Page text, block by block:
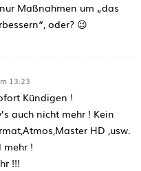
Maßnahmen um „das
oder? 😉
13:23
Kündigen !
auch nicht mehr ! Kein
HD ,usw.
mehr !
!!!